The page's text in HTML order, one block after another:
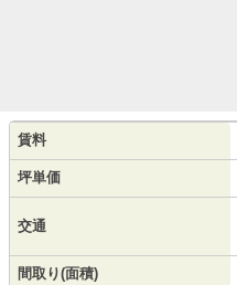
賃料
坪単価
交通
間取り(面積)